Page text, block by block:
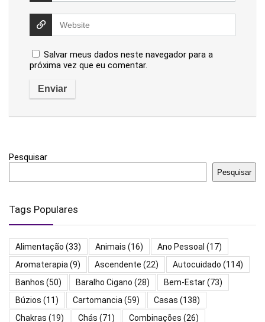
Salvar meus dados neste navegador para a
próxima vez que eu comentar.
Pesquisar
Pesquisar
Tags Populares
Alimentação (33) Animais (16) Ano Pessoal (17)
Aromaterapia(9) Ascendente (22) Autocuidado (114)
Banhos (50) Baralho Cigano (28) Bem-Estar(73)
Búzios (11) Cartomancia(59) Casas (138)
Chakras (19) Chás (71) Combinações (26)